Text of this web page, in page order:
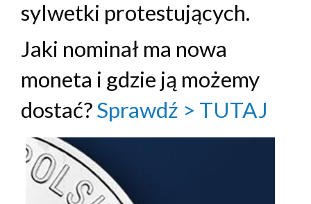
sylwetki protestujących.
Jaki nominał ma nowa
moneta i gdzie ją możemy
dostać?Sprawdź > TUTAJ